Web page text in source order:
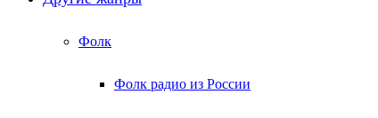
Фолк
Фолк радио из России